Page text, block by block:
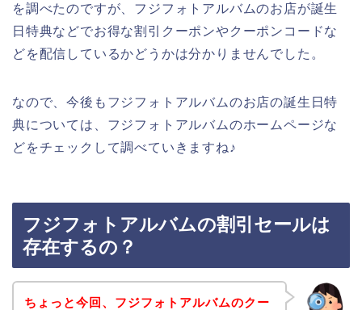
を調べたのですが、フジフォトアルバムのお店が誕生
日特典などでお得な割引クーポンやクーポンコードな
どを配信しているかどうかは分かりませんでした。
なので、今後もフジフォトアルバムのお店の誕生日特
典については、フジフォトアルバムのホームページな
どをチェックして調べていきますね♪
フジフォトアルバムの割引セールは
存在するの？
ちょっと今回、フジフォトアルバムのクー